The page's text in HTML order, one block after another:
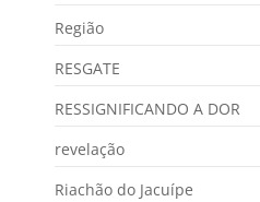
Região
RESGATE
RESSIGNIFICANDO A DOR
revelação
Riachão do Jacuípe